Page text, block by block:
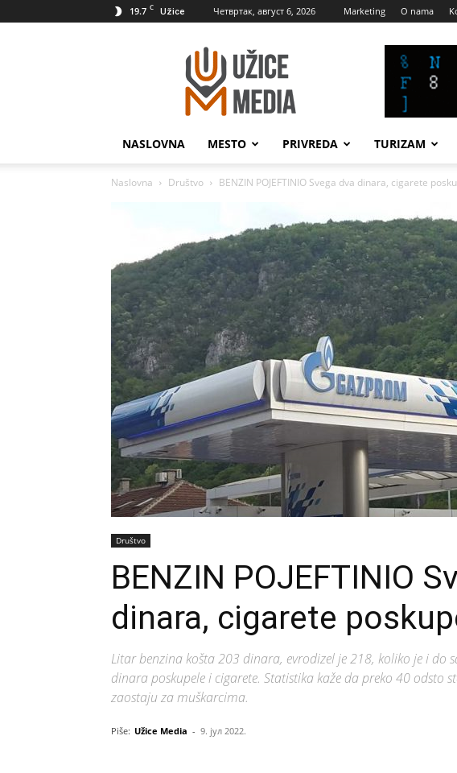
19.7 C Užice Четвртак, август 6, 2026 Marketing O nama
UžiceMedia
NASLOVNA MESTO PRIVREDA TURIZAM
Naslovna Društvo BENZIN POJEFTINIO Svega dva dinara, cigarete
Društvo
BENZIN POJEFTINIO
dinara, cigarete
Litar benzina košta 203 dinara, evrodizel je 218, koliko je i do
dinara poskupele i cigarete. Statistika kaže da preko 40 odsto
zaostaju za muškarcima.
Piše: Užice Media - 9. јул 2022.